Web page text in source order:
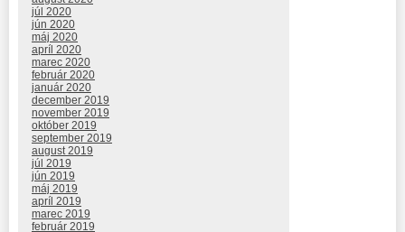
júl 2020
jún 2020
máj 2020
apríl 2020
marec 2020
február 2020
január 2020
december 2019
november 2019
október 2019
september 2019
august 2019
júl 2019
jún 2019
máj 2019
apríl 2019
marec 2019
február 2019